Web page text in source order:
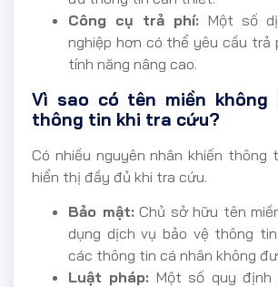
Công cụ trả phí: Một số
nghiệp hơn có thể yêu cầu trả
tính năng nâng cao.
Vì sao có tên miền không
thông tin khi tra cứu?
Có nhiều nguyên nhân khiến thông
hiển thị đầy đủ khi tra cứu.
Bảo mật: Chủ sở hữu tên
dụng dịch vụ bảo vệ thông
các thông tin cá nhân không
Luật pháp: Một số quy định